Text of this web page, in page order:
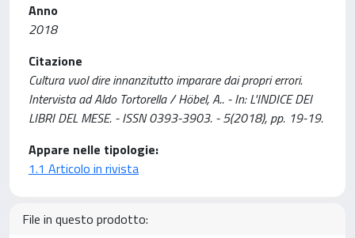
Anno
2018
Citazione
Cultura vuol dire innanzitutto imparare dai propri errori.
Intervista ad Aldo Tortorella / Höbel, A.. - In: L'INDICE DEI
LIBRI DEL MESE. - ISSN 0393-3903. - 5(2018), pp. 19-19.
Appare nelle tipologie:
1.1 Articolo in rivista
File in questo prodotto: